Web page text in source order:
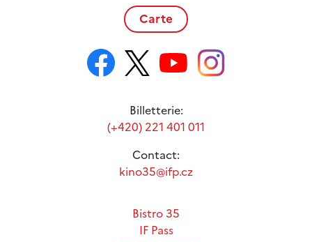
Carte
Billetterie:
(+420) 221 401 011
Contact:
kino35@ifp.cz
Bistro 35
IF Pass